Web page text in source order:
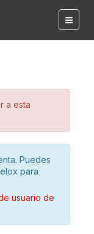
a esta
Puedes
para
usuario de